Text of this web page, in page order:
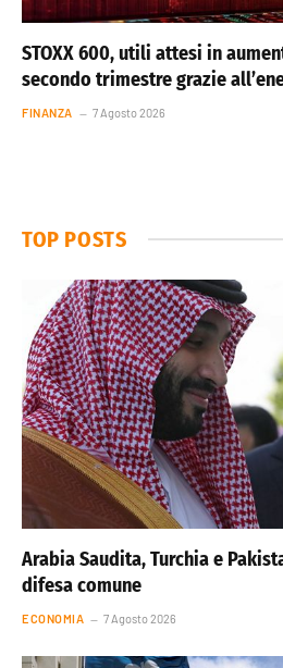
STOXX 600, utili attesi in
secondo trimestre grazie
FINANZA 7 Agosto 2026
TOP POSTS
Arabia Saudita, Turchia e
difesa comune
ECONOMIA 7 Agosto 2026